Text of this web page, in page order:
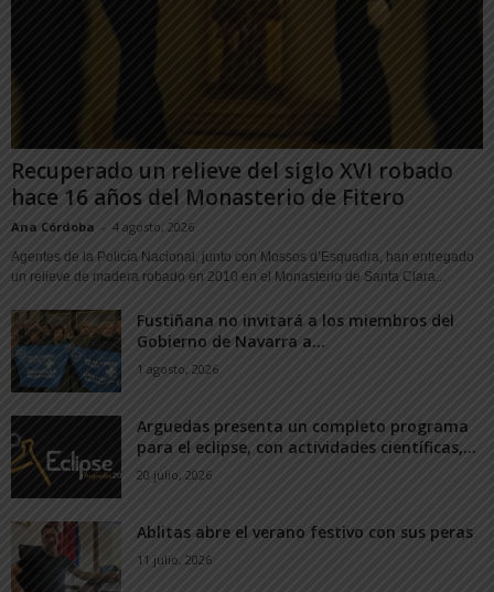
Recuperado un relieve del siglo XVI robado
hace 16 años del Monasterio de Fitero
Ana Córdoba - 4 agosto, 2026
Agentes de la Policía Nacional, junto con Mossos d’Esquadra, han entregado
un relieve de madera robado en 2010 en el Monasterio de Santa Clara...
Fustiñana no invitará a los miembros del
Gobierno de Navarra a...
1 agosto, 2026
Arguedas presenta un completo programa
para el eclipse, con actividades científicas,...
20 julio, 2026
Ablitas abre el verano festivo con sus peras
11 julio, 2026